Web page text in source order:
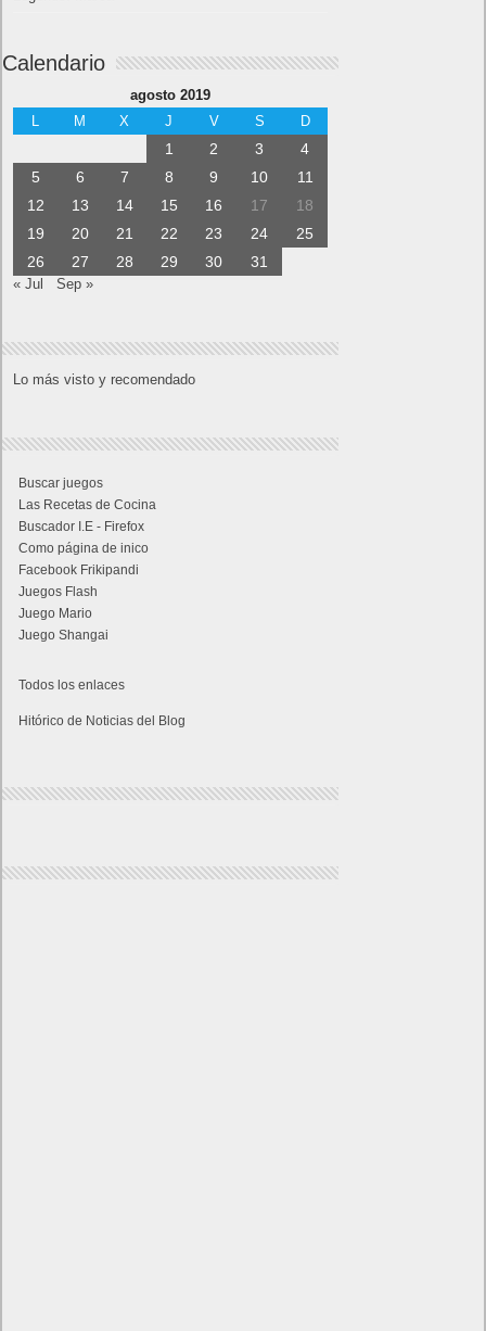
Calendario
agosto 2019
L
M X J V S D
1 2 3
4
5
6 7 8 9 10
11
12
13 14 15 16 17
18
19
20 21 22 23 24
25
26
27 28 29 30 31
« Jul Sep »
Lo más visto y recomendado
Buscar juegos
Las Recetas de Cocina
Buscador I.E - Firefox
Como página de inico
Facebook Frikipandi
Juegos Flash
Juego Mario
Juego Shangai
Todos los enlaces
Hitórico de Noticias del Blog